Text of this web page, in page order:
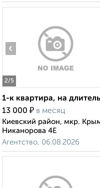
2/5
‹
1-к квартира, на
13 000 ₽ в месяц
Киевский район, мкр.
Никанорова 4Е
Агентство, 06.08.2026